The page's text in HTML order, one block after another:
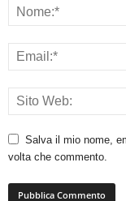
Salva il mio nome,
volta che commento.